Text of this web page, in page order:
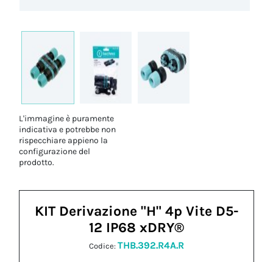
L'immagine è puramente
indicativa e potrebbe non
rispecchiare appieno la
configurazione del
prodotto.
KIT Derivazione "H" 4p Vite D5-
12 IP68 xDRY®
Codice: THB.392.R4A.R